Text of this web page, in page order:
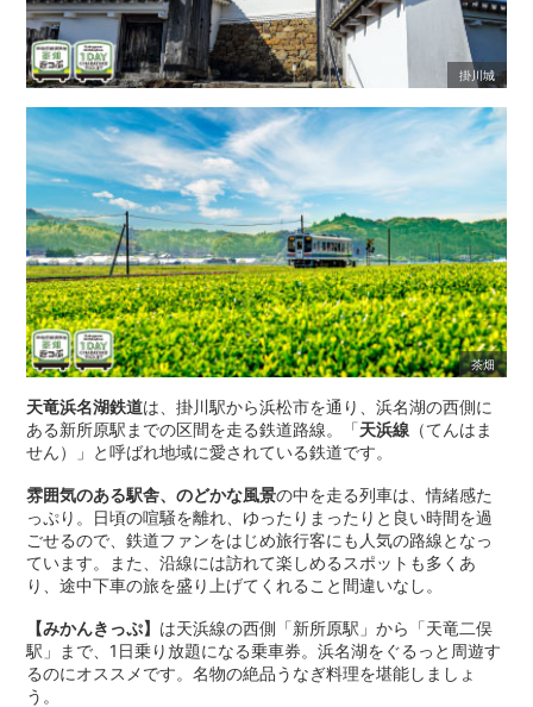
掛川城
茶畑
天竜浜名湖鉄道は、掛川駅から浜松市を通り、浜名湖の西側に
ある新所原駅までの区間を走る鉄道路線。「天浜線（てんはま
せん）」と呼ばれ地域に愛されている鉄道です。
雰囲気のある駅舎、のどかな風景の中を走る列車は、情緒感た
っぷり。日頃の喧騒を離れ、ゆったりまったりと良い時間を過
ごせるので、鉄道ファンをはじめ旅行客にも人気の路線となっ
ています。また、沿線には訪れて楽しめるスポットも多くあ
り、途中下車の旅を盛り上げてくれること間違いなし。
【みかんきっぷ】 は天浜線の西側「新所原駅」から「天竜二俣
駅」まで、1日乗り放題になる乗車券。浜名湖をぐるっと周遊す
るのにオススメです。名物の絶品うなぎ料理を堪能しましょ
う。